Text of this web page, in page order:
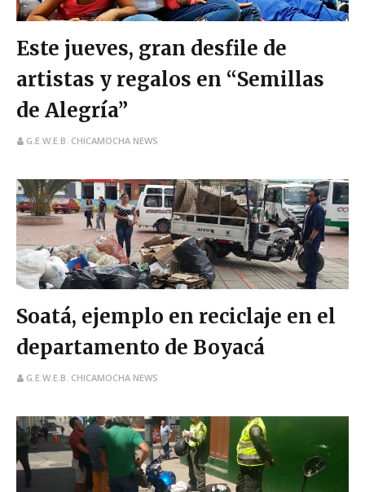
Este jueves, gran desfile de
artistas y regalos en “Semillas
de Alegría”
G.E.W.E.B. CHICAMOCHA NEWS
Soatá, ejemplo en reciclaje en el
departamento de Boyacá
G.E.W.E.B. CHICAMOCHA NEWS